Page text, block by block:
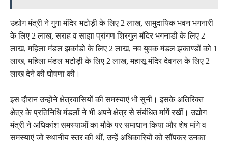
उद्योग मंत्री ने गुगा मंदिर भटोड़ी के लिए 2 लाख, सामुदायिक भवन भगनारी
के लिए 2 लाख, सराह व साझा प्रांगण शिरगुल मंदिर भगनाडी के लिए 2
लाख, महिला मंडल झकांंडो के लिए 2 लाख, नव युवक मंडल झकाण्डों को 1
लाख, महिला मंडल भटोड़ी के लिए 2 लाख, महासू मंदिर देवनल के लिए 2
लाख देने की घोषणा की।
इस दौरान उन्होंने क्षेत्रवासियों की समस्याएं भी सुनीं। इसके अतिरिक्त
क्षेत्र के प्रतिनिधि मंडलों ने भी अपने क्षेत्र से संबंधित मांगें रखीं। उद्योग
मंत्री ने अधिकांश समस्याओं का मौके पर समाधान किया और शेष मांगे व
समस्याएं जो स्थानीय स्तर की थीं, उन्हें अधिकारियों को सौंपकर उनका